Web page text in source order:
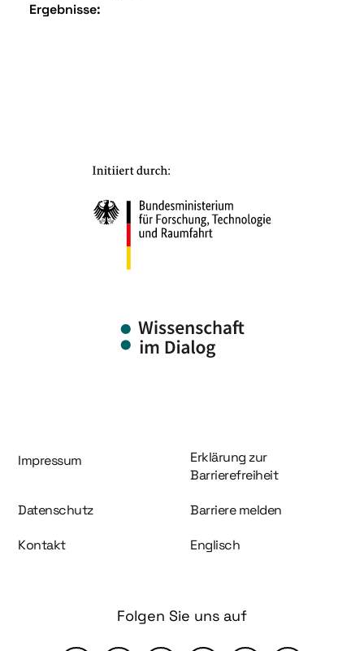
Ergebnisse:
Information und Service
Impressum
Erklärung zur
Barrierefreiheit
Datenschutz Barriere melden
Kontakt Englisch
Folgen Sie uns auf